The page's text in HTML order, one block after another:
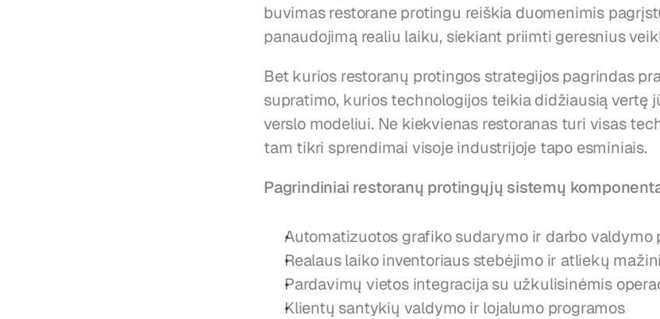
buvimas restorane protingu reiškia duomenimis
panaudojimą realiu laiku, siekiant priimti geresnius
Bet kurios restoranų protingos strategijos pagrindas
supratimo, kurios technologijos teikia didžiausią vertę
verslo modeliui. Ne kiekvienas restoranas turi visas
tam tikri sprendimai visoje industrijoje tapo esminiais.
Pagrindiniai restoranų protingųjų sistemų
Automatizuotos grafiko sudarymo ir darbo valdymo
Realaus laiko inventoriaus stebėjimo ir atliekų
Pardavimų vietos integracija su užkulisinėmis
Klientų santykių valdymo ir lojalumo programos